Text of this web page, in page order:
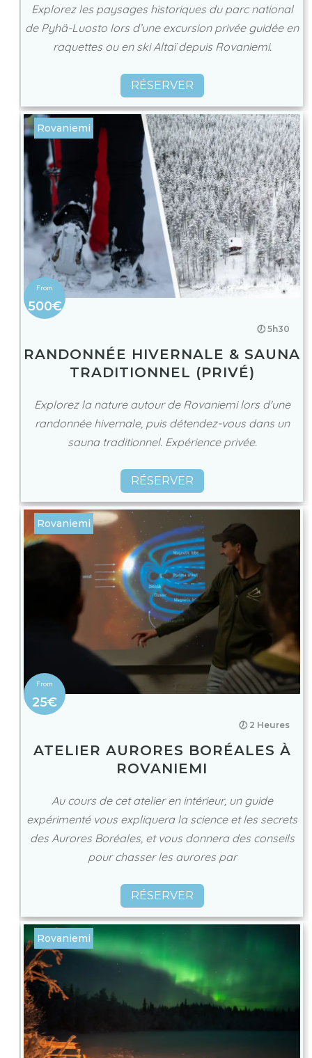
Explorez les paysages historiques du parc national
de Pyhä-Luosto lors d’une excursion privée guidée en
raquettes ou en ski Altaï depuis Rovaniemi.
RÉSERVER
Rovaniemi
500€
🕖 5h30
RANDONNÉE HIVERNALE & SAUNA
TRADITIONNEL (PRIVÉ)
Explorez la nature autour de Rovaniemi lors d'une
randonnée hivernale, puis détendez-vous dans un
sauna traditionnel. Expérience privée.
RÉSERVER
Rovaniemi
25€
🕖 2 Heures
ATELIER AURORES BORÉALES À
ROVANIEMI
Au cours de cet atelier en intérieur, un guide
expérimenté vous expliquera la science et les secrets
des Aurores Boréales, et vous donnera des conseils
pour chasser les aurores par
RÉSERVER
Rovaniemi